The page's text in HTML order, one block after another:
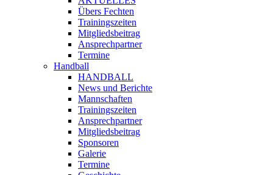
Übers Fechten
Trainingszeiten
Mitgliedsbeitrag
Ansprechpartner
Termine
Handball
HANDBALL
News und Berichte
Mannschaften
Trainingszeiten
Ansprechpartner
Mitgliedsbeitrag
Sponsoren
Galerie
Termine